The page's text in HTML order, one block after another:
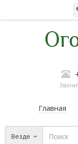
Главная
Везде